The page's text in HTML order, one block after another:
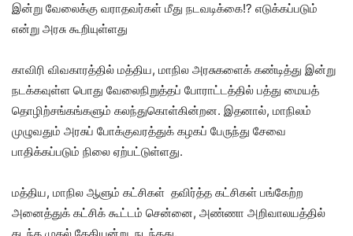
இன்று வேலைக்கு வராதவர்கள் மீது நடவடிக்கை!? எடுக்கப்படும்
என்று அரசு கூறியுள்ளது
காவிரி விவகாரத்தில் மத்திய, மாநில அரசுகளைக் கண்டித்து இன்று
நடக்கவுள்ள பொது வேலைநிறுத்தப் போராட்டத்தில் பத்து மையத்
தொழிற்சங்கங்களும் கலந்துகொள்கின்றன. இதனால், மாநிலம்
முழுவதும் அரசுப் போக்குவரத்துக் கழகப் பேருந்து சேவை
பாதிக்கப்படும் நிலை ஏற்பட்டுள்ளது.
மத்திய, மாநில ஆளும் கட்சிகள் தவிர்த்த கட்சிகள் பங்கேற்ற
அனைத்துக் கட்சிக் கூட்டம் சென்னை, அண்ணா அறிவாலயத்தில்